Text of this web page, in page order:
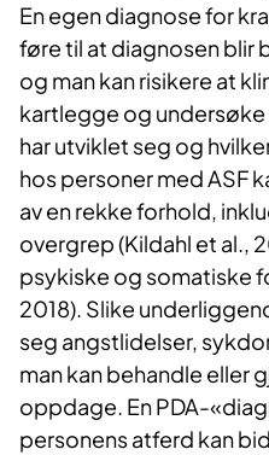
En egen diagnose for
føre til at diagnosen blir
og man kan risikere at
kartlegge og
har utviklet seg og
hos personer med ASF
av en rekke forhold,
overgrep (Kildahl et al.,
psykiske og somatiske
2018). Slike
seg angstlidelser,
man kan behandle eller
oppdage. En PDA-
personens atferd kan